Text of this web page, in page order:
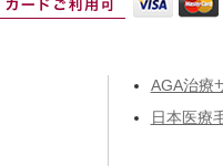
AGA治療
日本医療